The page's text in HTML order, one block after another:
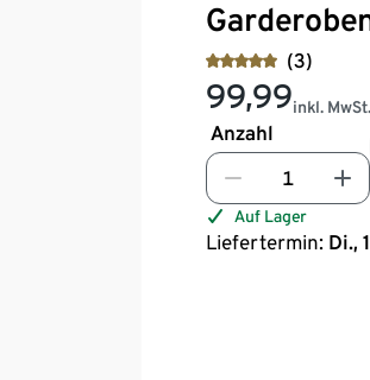
(3)
99,99inkl. MwSt.
Anzahl
Auf Lager
Liefertermin: Di.,